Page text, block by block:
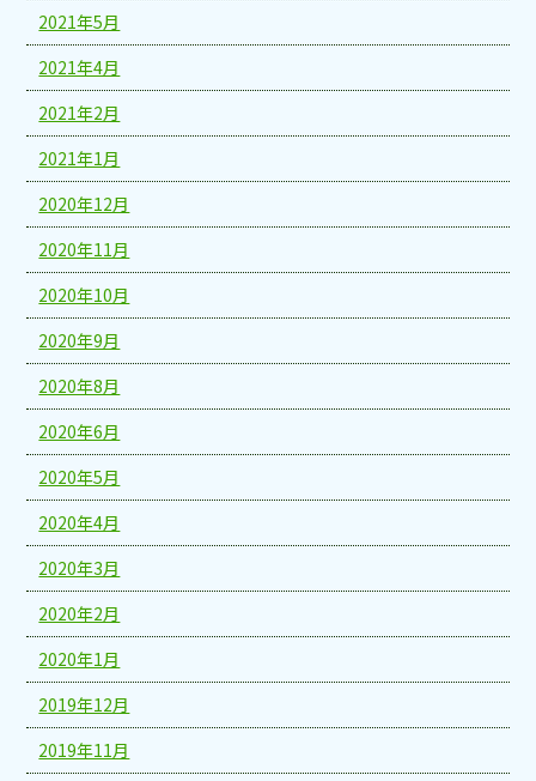
2021年5月
2021年4月
2021年2月
2021年1月
2020年12月
2020年11月
2020年10月
2020年9月
2020年8月
2020年6月
2020年5月
2020年4月
2020年3月
2020年2月
2020年1月
2019年12月
2019年11月